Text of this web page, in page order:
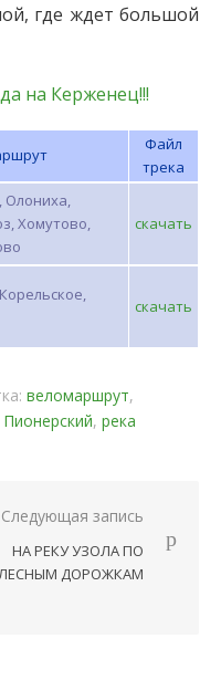
где ждет большой
на Керженец!!!
Файл
трека
Олониха,
Хомутово,
скачать
скачать
веломаршрут,
Пионерский, река
Следующая запись
НА РЕКУ УЗОЛА ПО
ДОРОЖКАМ